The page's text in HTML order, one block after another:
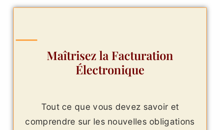
Maîtrisez la Facturation
Électronique
Tout ce que vous devez savoir et
comprendre sur les nouvelles obligations